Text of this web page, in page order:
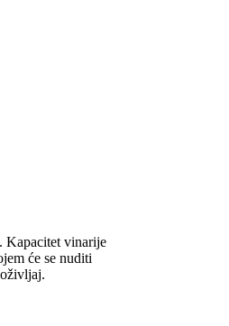
Kapacitet vinarije
će se nuditi